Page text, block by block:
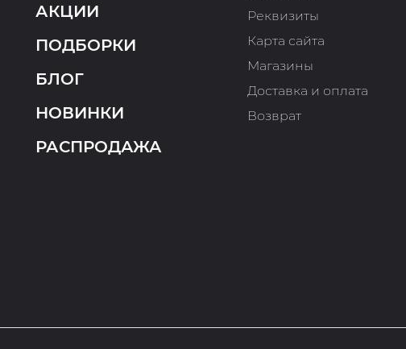
АКЦИИ
ПОДБОРКИ
БЛОГ
НОВИНКИ
РАСПРОДАЖА
Реквизиты
Карта сайта
Магазины
Доставка и оплата
Возврат